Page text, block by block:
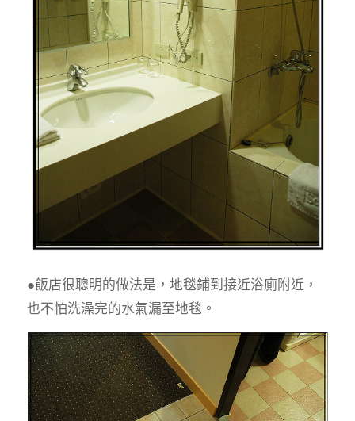
●飯店很聰明的做法是，地毯鋪到接近浴廁附近，
也不怕洗澡完的水氣漏至地毯。